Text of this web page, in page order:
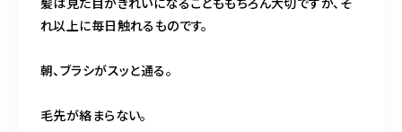
れ以上に毎日触れるものです。
朝、ブラシがスッと通る。
毛先が絡まらない。